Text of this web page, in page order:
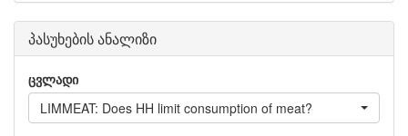
პასუხების ანალიზი
ცვლადი
LIMMEAT: Does HH limit consumption of meat?